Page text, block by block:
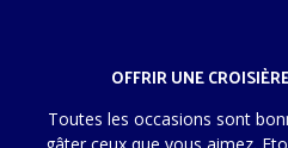
OFFRIR UNE
Toutes les occasions sont